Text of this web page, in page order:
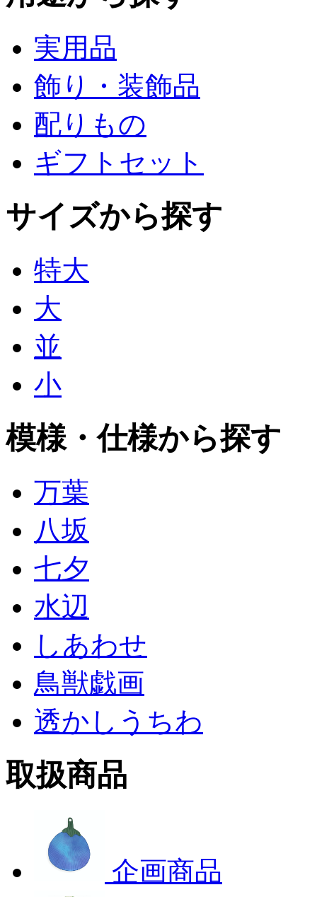
実用品
飾り・装飾品
配りもの
ギフトセット
サイズから探す
特大
大
並
小
模様・仕様から探す
万葉
八坂
七夕
水辺
しあわせ
鳥獣戯画
透かしうちわ
取扱商品
企画商品